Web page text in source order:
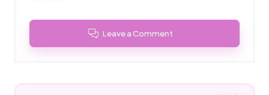
Leave a Comment